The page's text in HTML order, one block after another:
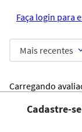
Faça login para
Mais recentes
Carregando
Cadastre-